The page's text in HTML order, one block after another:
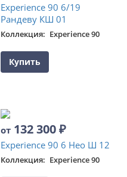
Experience 90 6/19
Рандеву КШ 01
Коллекция Experience 90
Купить
от 132 300₽
Experience 90 6 Нео Ш 12
Коллекция Experience 90